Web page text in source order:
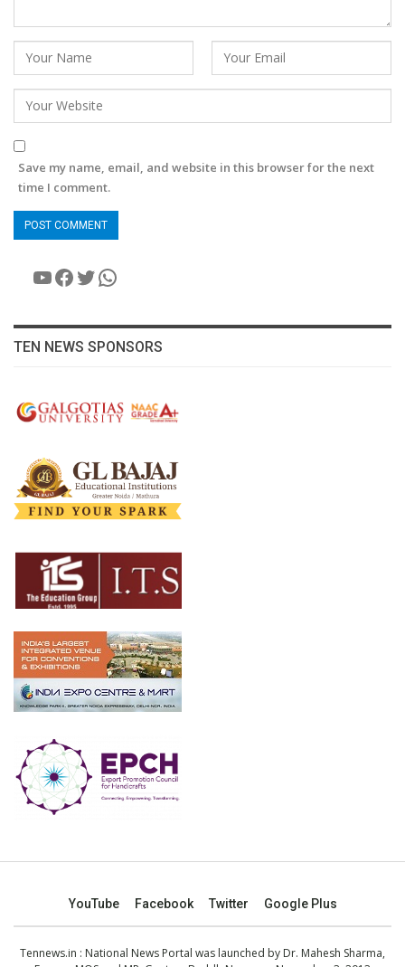
Save my name, email, and website in this browser for the next
time I comment.
YouTube
Facebook
Twitter
WhatsApp
TEN NEWS SPONSORS
YouTube Facebook Twitter Google Plus
Tennews.in : National News Portal was launched by Dr. Mahesh Sharma,